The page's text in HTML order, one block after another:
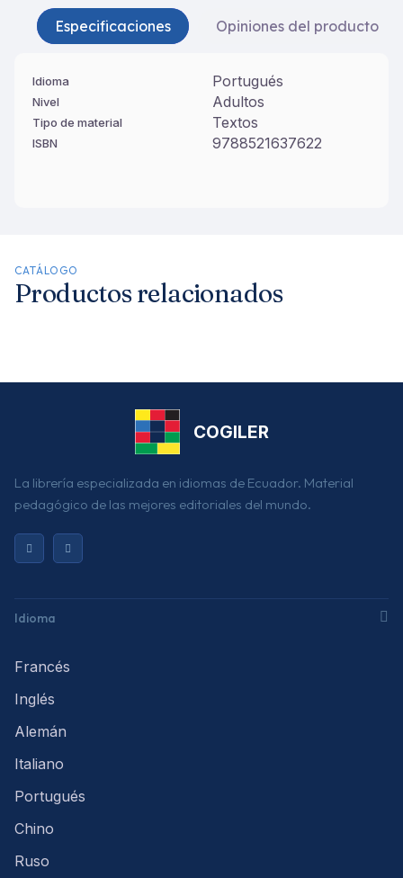
Especificaciones Opiniones del producto
Idioma Portugués
Nivel Adultos
Tipo de material Textos
ISBN 9788521637622
CATÁLOGO
Productos relacionados
COGILER
La librería especializada en idiomas de Ecuador. Material
pedagógico de las mejores editoriales del mundo.
Idioma
Francés
Inglés
Alemán
Italiano
Portugués
Chino
Ruso